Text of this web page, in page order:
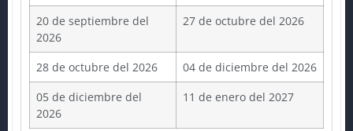
20 de septiembre del
2026
27 de octubre del 2026
28 de octubre del 2026
04 de diciembre del 2026
05 de diciembre del
2026
11 de enero del 2027